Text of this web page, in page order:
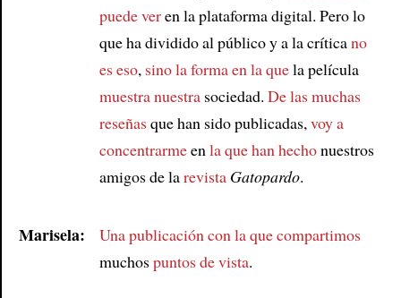
puede veren la plataforma digital. Pero lo
que ha dividido al público y a la críticano
es eso, sino la forma en la quela película
muestra nuestrasociedad. De las muchas
reseñasque han sido publicadas, voy a
concentrarmeen la que han hechonuestros
amigos de larevista Gatopardo.
Marisela: Una publicación con la que compartimos
muchospuntos de vista.